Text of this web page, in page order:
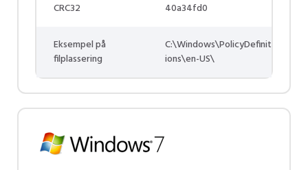
CRC32 40a34fd0
Eksempel på
filplassering
C:\Windows\PolicyDefinit
ions\en-US\